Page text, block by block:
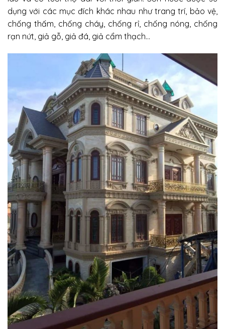
dụng với các mục đích khác nhau như trang trí, bảo vệ,
chống thấm, chống cháy, chống rỉ, chống nóng, chống
rạn nứt, giả gỗ, giả đá, giả cẩm thạch…